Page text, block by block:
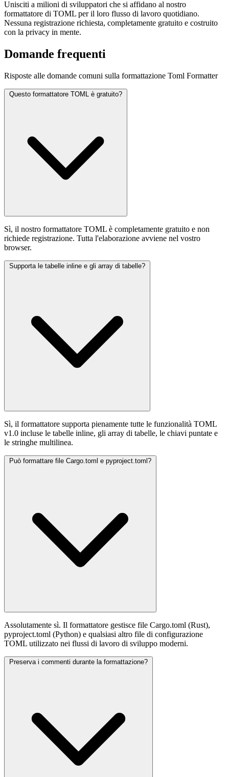
Unisciti a milioni di sviluppatori che si affidano al nostro
formattatore di TOML per il loro flusso di lavoro quotidiano.
Nessuna registrazione richiesta, completamente gratuito e costruito
con la privacy in mente.
Domande frequenti
Risposte alle domande comuni sulla formattazione Toml Formatter
Questo formattatore TOML è gratuito?
Sì, il nostro formattatore TOML è completamente gratuito e non
richiede registrazione. Tutta l'elaborazione avviene nel vostro
browser.
Supporta le tabelle inline e gli array di tabelle?
Sì, il formattatore supporta pienamente tutte le funzionalità TOML
v1.0 incluse le tabelle inline, gli array di tabelle, le chiavi puntate e
le stringhe multilinea.
Può formattare file Cargo.toml e pyproject.toml?
Assolutamente sì. Il formattatore gestisce file Cargo.toml (Rust),
pyproject.toml (Python) e qualsiasi altro file di configurazione
TOML utilizzato nei flussi di lavoro di sviluppo moderni.
Preserva i commenti durante la formattazione?